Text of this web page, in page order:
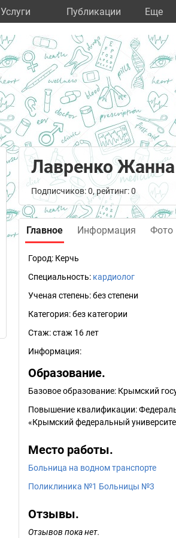
Услуги Публикации Eще
Лавренко
Подписчиков: 0, рейтинг: 0
Главное Информация Фото
Город: Керчь
Специальность: кардиолог
Ученая степень:без степени
Категория:без категории
Стаж:стаж 16 лет
Информация:
Образование.
Базовое образование: Крымский
Повышение квалификации:
«Крымский федеральный
Место работы.
Больница на водном транспорте
Поликлиника №1 Больницы №3
Отзывы.
Отзывов пока нет.